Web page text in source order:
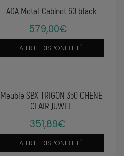
ADA Metal Cabinet 60 black
579,00€
ALERTE DISPONIBILITÉ
Meuble SBX TRIGON 350 CHENE
CLAIR JUWEL
351,89€
ALERTE DISPONIBILITÉ